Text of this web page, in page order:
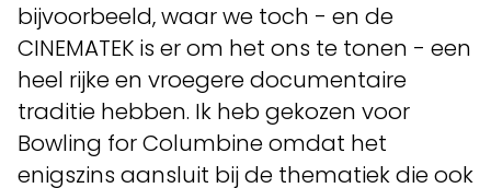
bijvoorbeeld, waar we toch - en de
CINEMATEK is er om het ons te tonen - een
heel rijke en vroegere documentaire
traditie hebben. Ik heb gekozen voor
Bowling for Columbine omdat het
enigszins aansluit bij de thematiek die ook